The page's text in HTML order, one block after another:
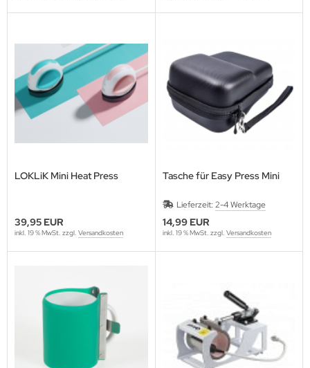
LOKLiK Mini Heat Press
39,95 EUR
inkl. 19 % MwSt. zzgl. Versandkosten
Tasche für Easy Press Mini
Lieferzeit: 2-4 Werktage
14,99 EUR
inkl. 19 % MwSt. zzgl. Versandkosten